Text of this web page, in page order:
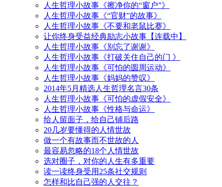
人生哲理小故事《擦净你的“窗户”》
人生哲理小故事《“官财”的故事》
人生哲理小故事《不要和老鼠比赛》
让你终身受益经典励志小故事【连载中】
人生哲理小故事《别忘了谢谢》
人生哲理小故事《打破关住自己的门 》
人生哲理小故事《可怕的圆周运动》
人生哲理小故事《妈妈的赞叹》
2014年5月精选人生哲理名言30条
人生哲理小故事《可怕的虚假安全》
人生哲理小故事《性格与命运》
给人留面子，给自己铺后路
20几岁要懂得的人情世故
做一个有故事而不世故的人
最容易忽略的18个人情世故
选对圈子，对你的人生有多重要
读一读终身受用25条社交规则
怎样和比自己强的人交往？